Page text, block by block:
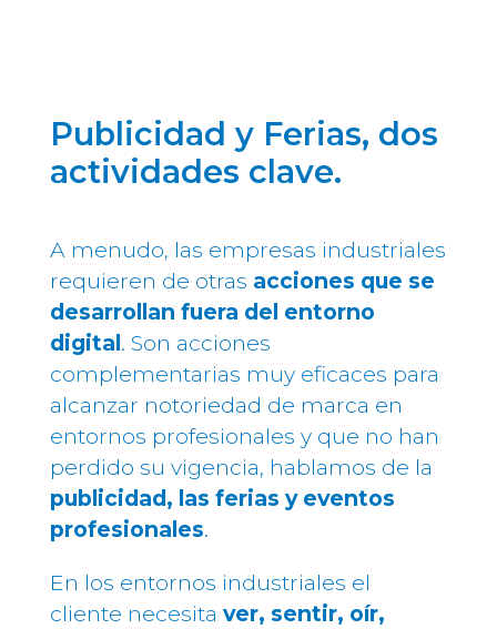
Publicidad y Ferias, dos
actividades clave.
A menudo, las empresas industriales
requieren de otras acciones que se
desarrollan fuera del entorno
digital. Son acciones
complementarias muy eficaces para
alcanzar notoriedad de marca en
entornos profesionales y que no han
perdido su vigencia, hablamos de la
publicidad, las ferias y eventos
profesionales.
En los entornos industriales el
cliente necesita ver, sentir, oír,